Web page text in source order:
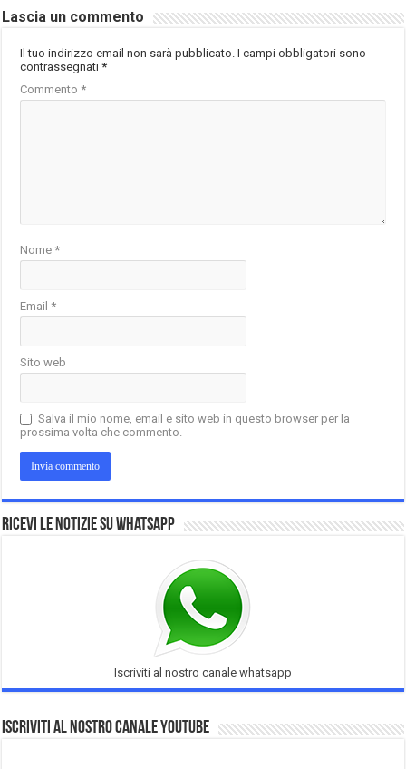
Lascia un commento
Il tuo indirizzo email non sarà pubblicato. I campi obbligatori sono
contrassegnati*
Commento*
Nome*
Email*
Sito web
Salva il mio nome, email e sito web in questo browser per la
prossima volta che commento.
Ricevi le notizie su Whatsapp
Iscriviti al nostro canale whatsapp
Iscriviti al nostro Canale Youtube